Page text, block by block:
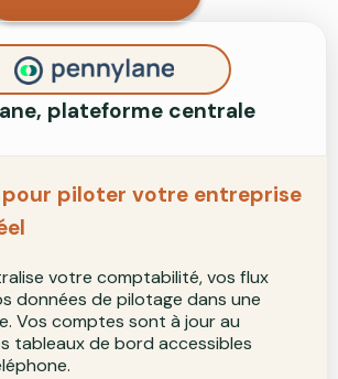
plateforme centrale
pour piloter votre entreprise
votre comptabilité, vos flux
données de pilotage dans une
Vos comptes sont à jour au
tableaux de bord accessibles